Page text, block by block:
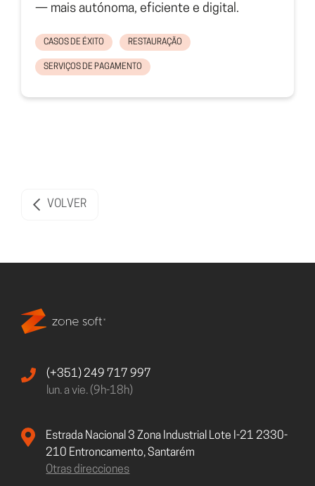
— mais autónoma, eficiente e digital.
CASOS DE ÉXITO RESTAURAÇÃO
SERVIÇOS DE PAGAMENTO
VOLVER
(+351) 249 717 997
lun. a vie. (9h-18h)
Estrada Nacional 3 Zona Industrial Lote I-21 2330-
210 Entroncamento, Santarém
Otras direcciones